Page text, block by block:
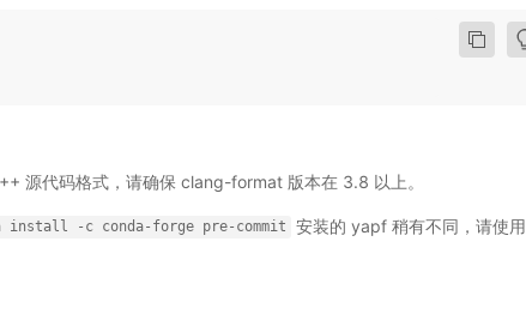
源代码格式，请确保 clang-format 版本在 3.8 以上。
install -c conda-forge pre-commit 安装的 yapf 稍有不同，请使用